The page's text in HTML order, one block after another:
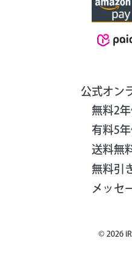
公式オン
無料2
有料5
送料無
無料引
メッセ
© 2026